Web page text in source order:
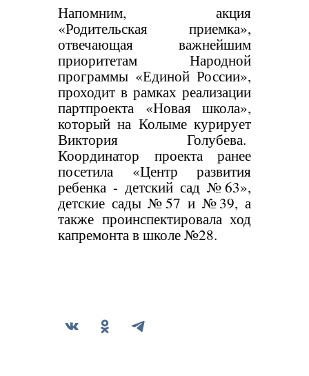
Напомним, акция
«Родительская приемка»,
отвечающая важнейшим
приоритетам Народной
программы «Единой России»,
проходит в рамках реализации
партпроекта «Новая школа»,
который на Колыме курирует
Виктория Голубева.
Координатор проекта ранее
посетила «Центр развития
ребенка - детский сад №63»,
детские сады №57 и №39, а
также проинспектировала ход
капремонта в школе №28.